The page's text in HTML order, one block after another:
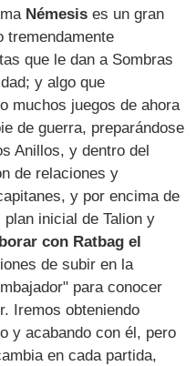
Némesis es un gran
tremendamente
que le dan a Sombras
y algo que
muchos juegos de ahora
de guerra, preparándose
Anillos, y dentro del
de relaciones y
y por encima de
inicial de Talion y
con Ratbag el
de subir en la
para conocer
Iremos obteniendo
y acabando con él, pero
en cada partida,